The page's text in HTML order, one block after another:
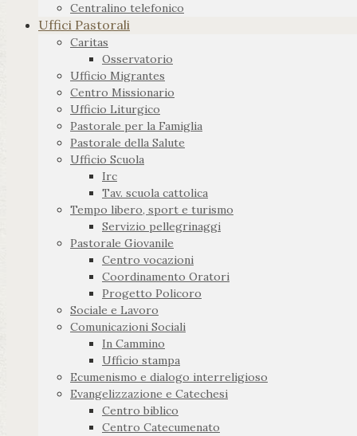
Centralino telefonico
Uffici Pastorali
Caritas
Osservatorio
Ufficio Migrantes
Centro Missionario
Ufficio Liturgico
Pastorale per la Famiglia
Pastorale della Salute
Ufficio Scuola
Irc
Tav. scuola cattolica
Tempo libero, sport e turismo
Servizio pellegrinaggi
Pastorale Giovanile
Centro vocazioni
Coordinamento Oratori
Progetto Policoro
Sociale e Lavoro
Comunicazioni Sociali
In Cammino
Ufficio stampa
Ecumenismo e dialogo interreligioso
Evangelizzazione e Catechesi
Centro biblico
Centro Catecumenato